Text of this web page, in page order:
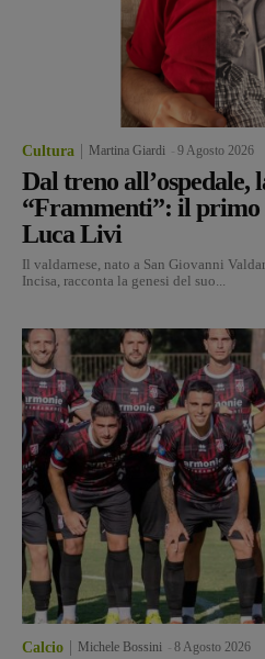
Cultura Martina Giardi 9 Agosto 2026
Dal treno all’ospedale,
“Frammenti”: il primo
Luca Livi
Il valdarnese, nato a San Giovanni
Incisa, racconta la genesi del suo...
Calcio Michele Bossini 8 Agosto 2026